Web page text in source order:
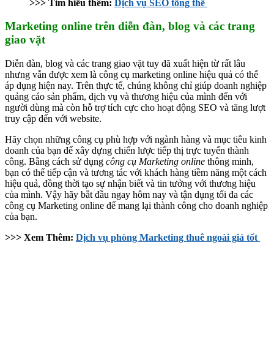
>>> Tìm hiểu thêm: Dịch vụ SEO tổng thể
Marketing online trên diễn đàn, blog và các trang
giao vặt
Diễn đàn, blog và các trang giao vặt tuy đã xuất hiện từ rất lâu
nhưng vẫn được xem là công cụ marketing online hiệu quả có thể
áp dụng hiện nay. Trên thực tế, chúng không chỉ giúp doanh nghiệp
quảng cáo sản phẩm, dịch vụ và thương hiệu của mình đến với
người dùng mà còn hỗ trợ tích cực cho hoạt động SEO và tăng lượt
truy cập đến với website.
Hãy chọn những công cụ phù hợp với ngành hàng và mục tiêu kinh
doanh của bạn để xây dựng chiến lược tiếp thị trực tuyến thành
công. Bằng cách sử dụng công cụ Marketing online thông minh,
bạn có thể tiếp cận và tương tác với khách hàng tiềm năng một cách
hiệu quả, đồng thời tạo sự nhận biết và tin tưởng với thương hiệu
của mình. Vậy hãy bắt đầu ngay hôm nay và tận dụng tối đa các
công cụ Marketing online để mang lại thành công cho doanh nghiệp
của bạn.
>>> Xem Thêm: Dịch vụ phòng Marketing thuê ngoài giá tốt